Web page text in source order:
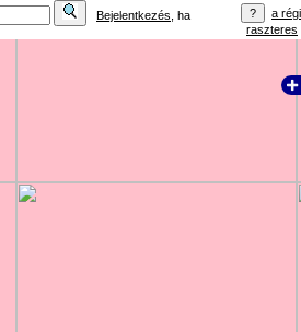
Bejelentkezés , ha
a régi
raszteres